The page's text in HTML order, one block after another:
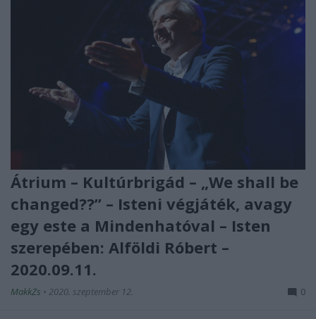
Átrium – Kultúrbrigád – „We shall be
changed??” – Isteni végjáték, avagy
egy este a Mindenhatóval – Isten
szerepében: Alföldi Róbert –
2020.09.11.
MakkZs • 2020. szeptember 12. 0